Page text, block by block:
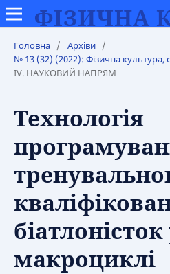
Головна / Архіви /
№ 13 (32) (2022): Фізична культура,
IV. НАУКОВИЙ НАПРЯМ
Технологія
біатлоністок
макроциклі